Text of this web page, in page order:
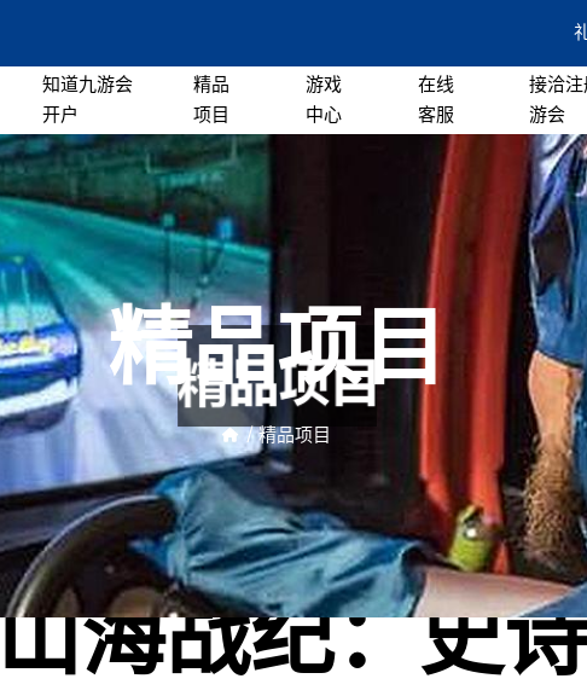
知道九游会
开户
精品
项目
游戏
中心
在线
客服
接洽
游会
精品项目
/ 精品项目
海战纪：史